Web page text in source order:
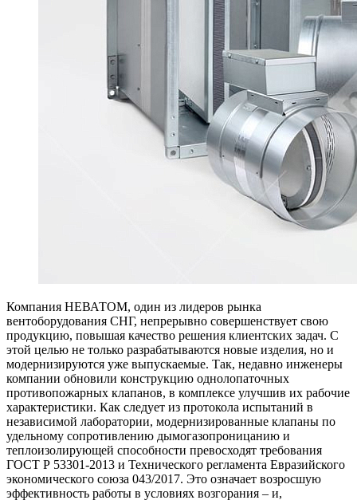
Компания НЕВАТОМ, один из лидеров рынка
вентоборудования СНГ, непрерывно совершенствует свою
продукцию, повышая качество решения клиентских задач. С
этой целью не только разрабатываются новые изделия, но и
модернизируются уже выпускаемые. Так, недавно инженеры
компании обновили конструкцию однолопаточных
противопожарных клапанов, в комплексе улучшив их рабочие
характеристики. Как следует из протокола испытаний в
независимой лаборатории, модернизированные клапаны по
удельному сопротивлению дымогазопроницанию и
теплоизолирующей способности превосходят требования
ГОСТ Р 53301-2013 и Технического регламента Евразийского
экономического союза 043/2017. Это означает возросшую
эффективность работы в условиях возгорания – и,